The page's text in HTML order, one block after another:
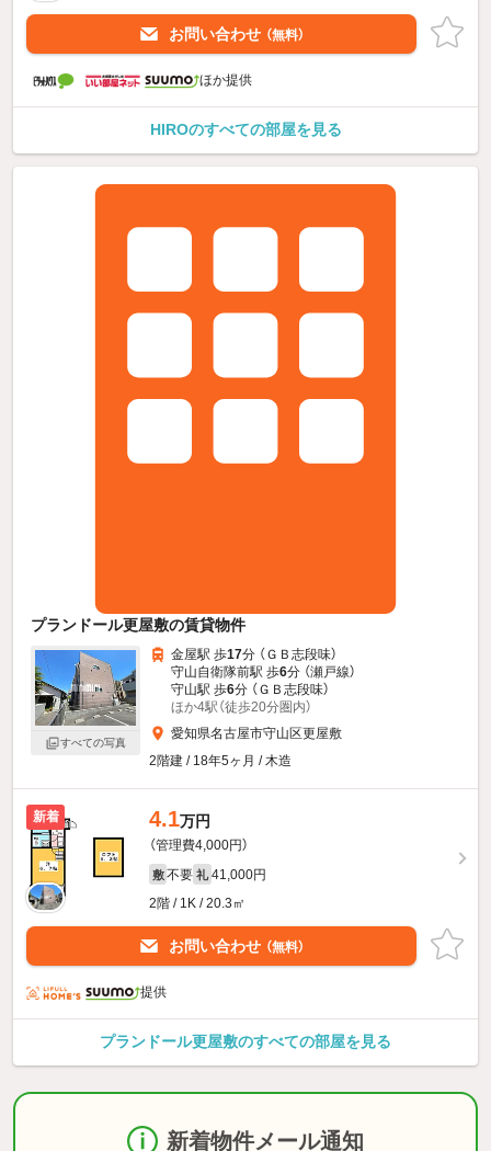
お問い合わせ （無料）
ほか提供
HIROのすべての部屋を見る
プランドール更屋敷の賃貸物件
すべての写真
金屋駅 歩17分 （ＧＢ志段味）
守山自衛隊前駅 歩6分 （瀬戸線）
守山駅 歩6分 （ＧＢ志段味）
ほか4駅（徒歩20分圏内）
愛知県名古屋市守山区更屋敷
2階建 / 18年5ヶ月 / 木造
新着 4.1万円
（管理費4,000円）
敷 不要 礼 41,000円
2階 / 1K / 20.3㎡
お問い合わせ （無料）
提供
プランドール更屋敷のすべての部屋を見る
新着物件メール通知